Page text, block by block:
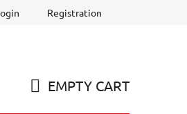
Registration
EMPTY CART